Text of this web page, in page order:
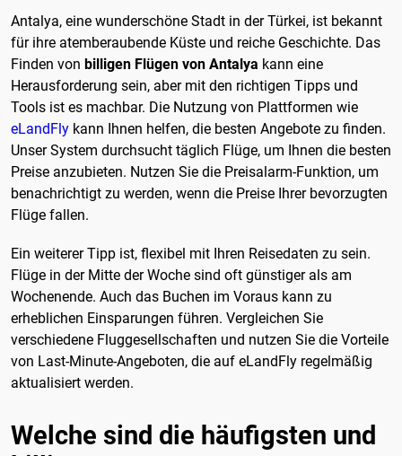
Antalya, eine wunderschöne Stadt in der Türkei, ist bekannt
für ihre atemberaubende Küste und reiche Geschichte. Das
Finden von billigen Flügen von Antalya kann eine
Herausforderung sein, aber mit den richtigen Tipps und
Tools ist es machbar. Die Nutzung von Plattformen wie
eLandFly kann Ihnen helfen, die besten Angebote zu finden.
Unser System durchsucht täglich Flüge, um Ihnen die besten
Preise anzubieten. Nutzen Sie die Preisalarm-Funktion, um
benachrichtigt zu werden, wenn die Preise Ihrer bevorzugten
Flüge fallen.
Ein weiterer Tipp ist, flexibel mit Ihren Reisedaten zu sein.
Flüge in der Mitte der Woche sind oft günstiger als am
Wochenende. Auch das Buchen im Voraus kann zu
erheblichen Einsparungen führen. Vergleichen Sie
verschiedene Fluggesellschaften und nutzen Sie die Vorteile
von Last-Minute-Angeboten, die auf eLandFly regelmäßig
aktualisiert werden.
Welche sind die häufigsten und